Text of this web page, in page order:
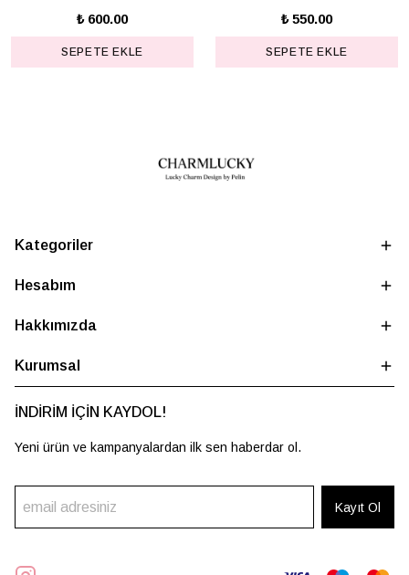
₺ 600.00
SEPETE EKLE
₺ 550.00
SEPETE EKLE
Kategoriler
Hesabım
Hakkımızda
Kurumsal
İNDİRİM İÇİN KAYDOL!
Yeni ürün ve kampanyalardan ilk sen haberdar ol.
Kayıt Ol